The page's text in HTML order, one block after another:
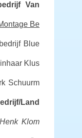
Van
Be
Blue
Klus
Schuurm
Land
Klom